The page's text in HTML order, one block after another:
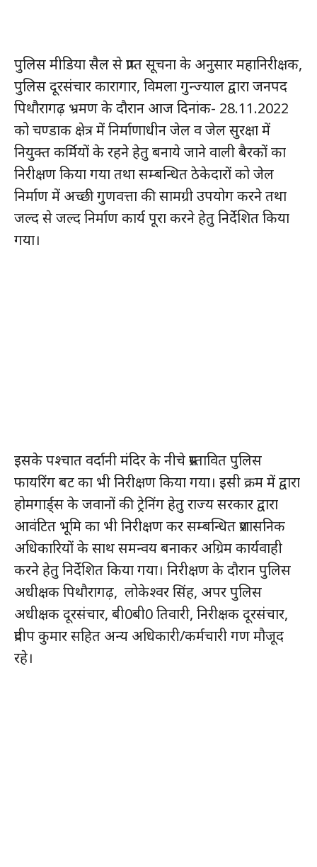
पुलिस मीडिया सैल से प्राप्त सूचना के अनुसार महानिरीक्षक,
पुलिस दूरसंचार कारागार, विमला गुन्ज्याल द्वारा जनपद
पिथौरागढ़ भ्रमण के दौरान आज दिनांक- 28.11.2022
को चण्डाक क्षेत्र में निर्माणाधीन जेल व जेल सुरक्षा में
नियुक्त कर्मियों के रहने हेतु बनाये जाने वाली बैरकों का
निरीक्षण किया गया तथा सम्बन्धित ठेकेदारों को जेल
निर्माण में अच्छी गुणवत्ता की सामग्री उपयोग करने तथा
जल्द से जल्द निर्माण कार्य पूरा करने हेतु निर्देशित किया
गया।
इसके पश्चात वर्दानी मंदिर के नीचे प्रस्तावित पुलिस
फायरिंग बट का भी निरीक्षण किया गया। इसी क्रम में द्वारा
होमगार्ड्स के जवानों की ट्रेनिंग हेतु राज्य सरकार द्वारा
आवंटित भूमि का भी निरीक्षण कर सम्बन्धित प्रशासनिक
अधिकारियों के साथ समन्वय बनाकर अग्रिम कार्यवाही
करने हेतु निर्देशित किया गया। निरीक्षण के दौरान पुलिस
अधीक्षक पिथौरागढ़, लोकेश्वर सिंह, अपर पुलिस
अधीक्षक दूरसंचार, बी0बी0 तिवारी, निरीक्षक दूरसंचार,
प्रदीप कुमार सहित अन्य अधिकारी/कर्मचारी गण मौजूद
रहे।